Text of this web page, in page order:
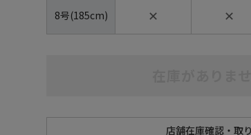
8号(185cm) ✕ ✕